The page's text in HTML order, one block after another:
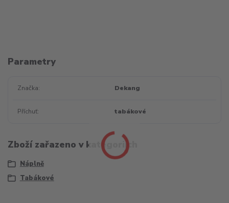
Parametry
Značka Dekang
Příchuť tabákové
Zboží zařazeno v kategoriích
Náplně
Tabákové